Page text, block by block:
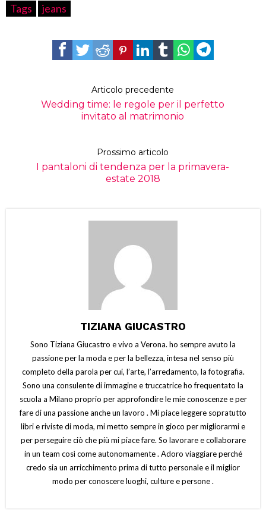
Tags jeans
Articolo precedente
Wedding time: le regole per il perfetto
invitato al matrimonio
Prossimo articolo
I pantaloni di tendenza per la primavera-
estate 2018
TIZIANA GIUCASTRO
Sono Tiziana Giucastro e vivo a Verona. ho sempre avuto la
passione per la moda e per la bellezza, intesa nel senso più
completo della parola per cui, l’arte, l’arredamento, la fotografia.
Sono una consulente di immagine e truccatrice ho frequentato la
scuola a Milano proprio per approfondire le mie conoscenze e per
fare di una passione anche un lavoro . Mi piace leggere sopratutto
libri e riviste di moda, mi metto sempre in gioco per migliorarmi e
per perseguire ciò che più mi piace fare. So lavorare e collaborare
in un team così come autonomamente . Adoro viaggiare perché
credo sia un arricchimento prima di tutto personale e il miglior
modo per conoscere luoghi, culture e persone .